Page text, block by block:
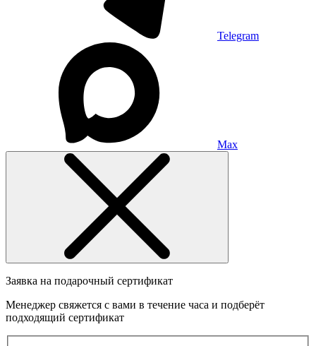
Telegram
Max
Заявка на подарочный сертификат
Менеджер свяжется с вами в течение часа и подберёт
подходящий сертификат